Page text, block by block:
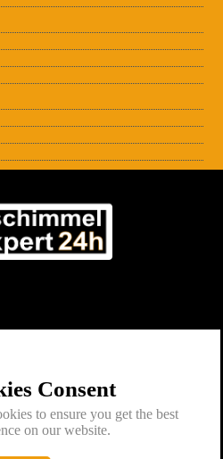
Consent
to ensure you get the best
on our website.